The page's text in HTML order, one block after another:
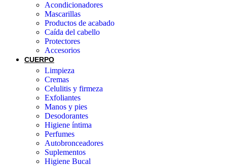
Acondicionadores
Mascarillas
Productos de acabado
Caída del cabello
Protectores
Accesorios
CUERPO
Limpieza
Cremas
Celulitis y firmeza
Exfoliantes
Manos y pies
Desodorantes
Higiene íntima
Perfumes
Autobronceadores
Suplementos
Higiene Bucal